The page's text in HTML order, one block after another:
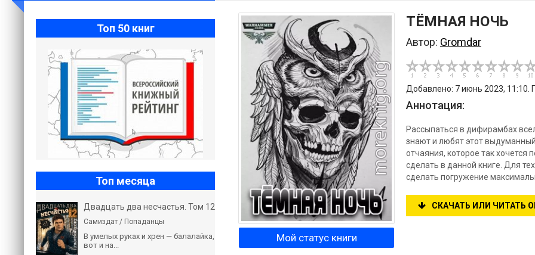
ТЁМНАЯ НОЧЬ
Автор: Gromdar
Добавлено: 7 июнь 2023, 11:10.
Аннотация:
Рассыпаться в дифирамбах
знают и любят этот
отчаяния, которое так хочется
сделать в данной книге. Для
сделать погружение
СКАЧАТЬ ИЛИ ЧИТАТЬ
Мой статус книги
Топ 50 книг
Топ месяца
Двадцать два несчастья. Том 12
Самиздат / Попаданцы
В умелых руках и хрен — балалайка,
вот и на...